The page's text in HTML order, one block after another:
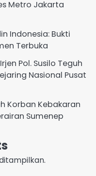
Metro Jakarta
Indonesia: Bukti
Terbuka
Pol. Susilo Teguh
Nasional Pusat
Korban Kebakaran
Sumenep